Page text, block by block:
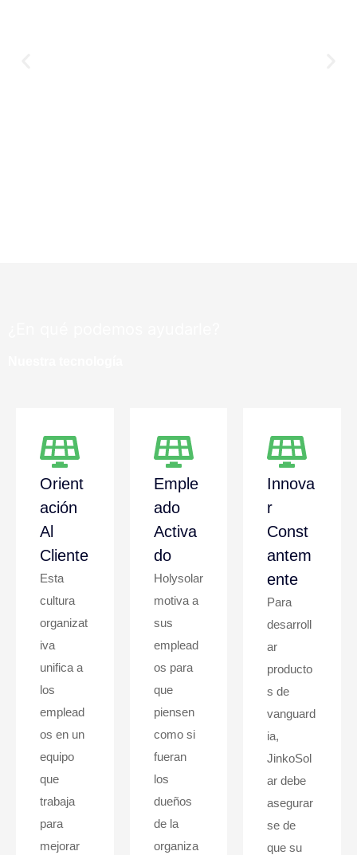
Orient
Ación
Al
Cliente
Esta
cultura
organizat
iva
unifica a
los
emplead
os en un
equipo
que
trabaja
para
mejorar
Emple
Ado
Activa
Do
Holysolar
motiva a
sus
emplead
os para
que
piensen
como si
fueran
los
dueños
de la
organiza
Innova
R
Const
Antem
Ente
Para
desarroll
ar
producto
s de
vanguard
ia,
JinkoSol
ar debe
asegurar
se de
que su